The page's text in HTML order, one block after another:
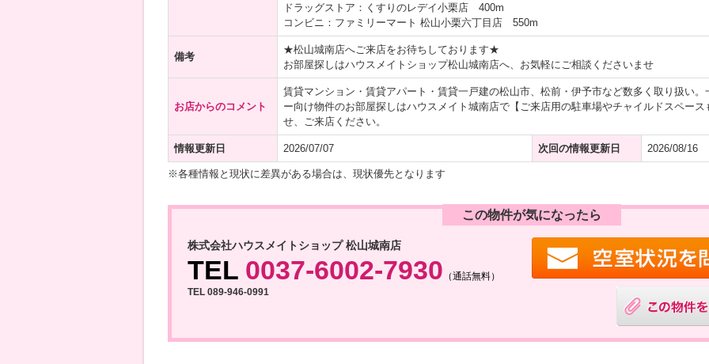
ドラッグストア：くすりのレデイ小栗店 400m
コンビニ：ファミリーマート 松山小栗六丁目店 550m
備考
★松山城南店へご来店をお待ちしております★
お部屋探しはハウスメイトショップ松山城南店へ、お気軽にご相談くださいませ
お店からのコメント
賃貸マンション・賃貸アパート・賃貸一戸建の松山市、松前・伊予市など数多く取り扱い
ー向け物件のお部屋探しはハウスメイト城南店で【ご来店用の駐車場やチャイルドスペー
せ、ご来店ください。
情報更新日 2026/07/07 次回の情報更新日 2026/08/16
※各種情報と現状に差異がある場合は、現状優先となります
この物件が気になったら
株式会社ハウスメイトショップ 松山城南店
TEL 0037-6002-7930 （通話無料）
TEL 089-946-0991